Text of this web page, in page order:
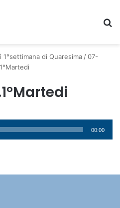
di Quaresima / 07-
00:00